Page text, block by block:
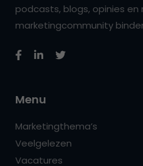
podcasts, blogs, opinies en
marketingcommunity
Menu
Marketingthema’s
Veelgelezen
Vacatures